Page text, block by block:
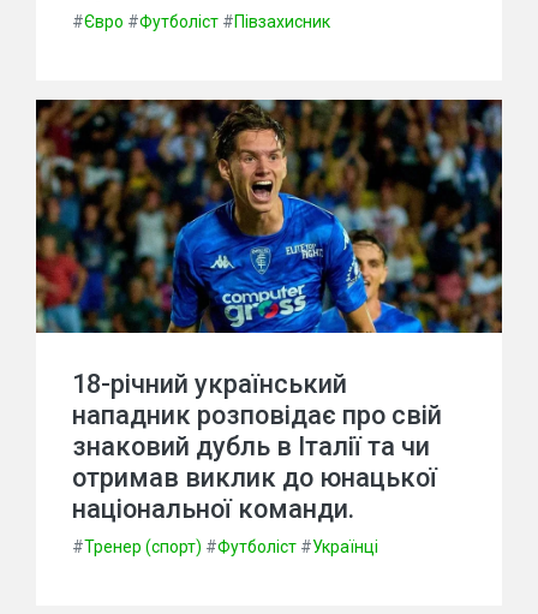
#Євро #Футболіст #Півзахисник
18-річний український
нападник розповідає про свій
знаковий дубль в Італії та чи
отримав виклик до юнацької
національної команди.
#Тренер (спорт) #Футболіст #Українці